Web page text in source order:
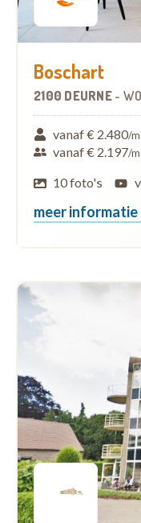
Boschart
2100 DEURNE -
vanaf € 2.480/
vanaf € 2.197/
10 foto's
meer informatie